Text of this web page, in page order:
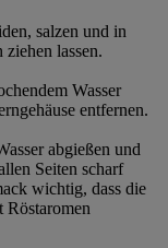
salzen und in
lassen.
Wasser
entfernen.
abgießen und
Seiten scharf
wichtig, dass die
Röstaromen